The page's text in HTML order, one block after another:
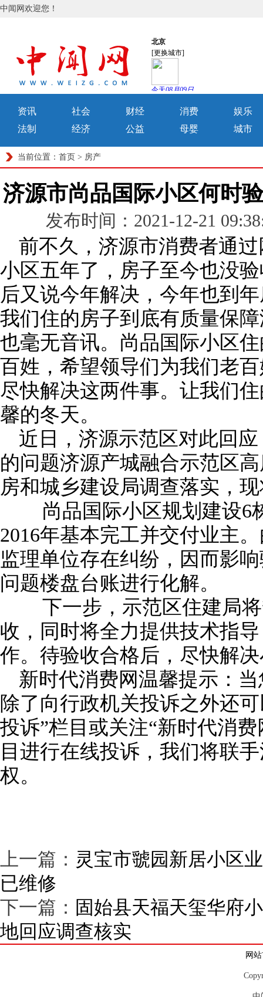
中闻网欢迎您！
资讯 社会 财经 消费
娱乐
法制
经济 公益 母婴 城市
当前位置： 首页 > 房产
济源市尚品国际小区何时
发布时间：2021-12-21
前不久，济源市消费者通
小区五年了，房子至今也没
后又说今年解决，今年也到
我们住的房子到底有质量保
也毫无音讯。尚品国际小区
百姓，希望领导们为我们老
尽快解决这两件事。让我们
馨的冬天。
近日，济源示范区对此回
的问题济源产城融合示范区
房和城乡建设局调查落实，
尚品国际小区规划建设6
2016年基本完工并交付业主
监理单位存在纠纷，因而影
问题楼盘台账进行化解。
下一步，示范区住建局将
收，同时将全力提供技术指
作。待验收合格后，尽快解
新时代消费网温馨提示：
除了向行政机关投诉之外还
投诉”栏目或关注“新时代消
目进行在线投诉，我们将联
权。
上一篇： 灵宝市虢园新居小区
已维修
下一篇： 固始县天福天玺华府
地回应调查核实
网